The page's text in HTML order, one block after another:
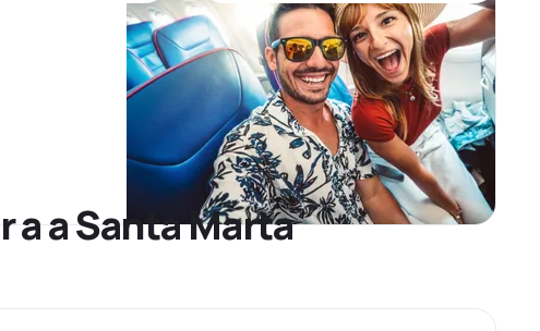
a a Santa Marta